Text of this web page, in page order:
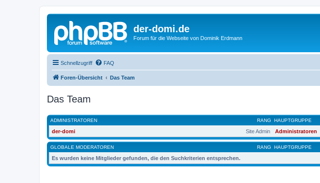
der-domi.de
Forum für die Webseite von Dominik Erdmann
Schnellzugriff FAQ
Foren-Übersicht Das Team
Das Team
RANG
ADMINISTRATOREN HAUPTGRUPPE
Site Admin
der-domi Administratoren
RANG
GLOBALE MODERATOREN HAUPTGRUPPE
Es wurden keine Mitglieder gefunden, die den Suchkriterien entsprechen.